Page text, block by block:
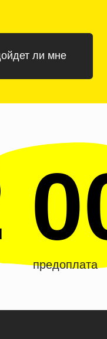
предоплата